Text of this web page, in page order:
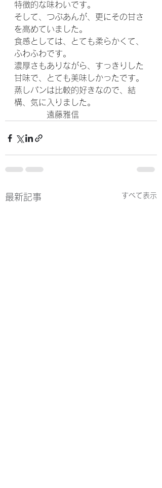
特徴的な味わいです。
そして、つぶあんが、更にその甘さ
を高めていました。
食感としては、とても柔らかくて、
ふわふわです。
濃厚さもありながら、すっきりした
甘味で、とても美味しかったです。
蒸しパンは比較的好きなので、結
構、気に入りました。
遠藤雅信
最新記事 すべて表示